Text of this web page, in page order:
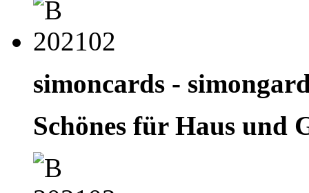
simoncards -
Schönes für Haus und